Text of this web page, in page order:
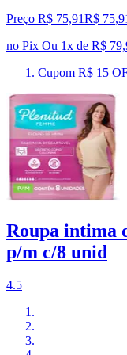
Preço R$ 75,91R$ 75,
no Pix Ou 1x de R$
Cupom R$ 15
Roupa intima
p/m c/8 unid
4.5